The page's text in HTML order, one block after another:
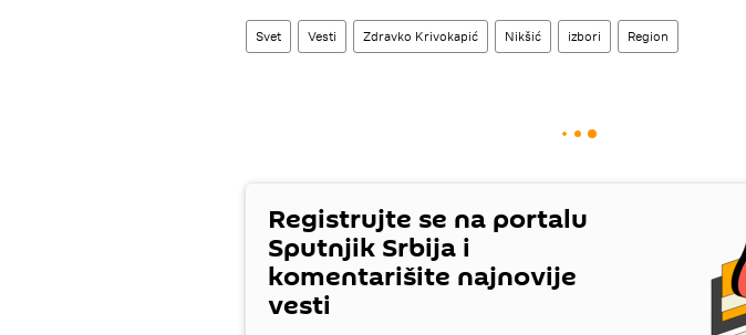
Svet Vesti Zdravko Krivokapić Nikšić izbori Region
Registrujte se na portalu
Sputnjik Srbija i
komentarišite najnovije
vesti